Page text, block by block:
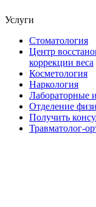
Услуги
Стоматология
Центр
коррекции веса
Косметология
Наркология
Лабораторные
Отделение
Получить
Травматолог-